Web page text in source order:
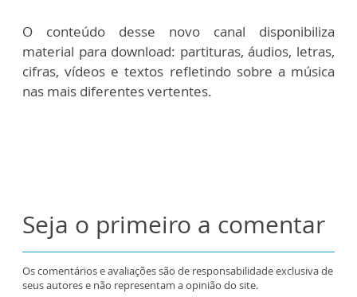
O conteúdo desse novo canal disponibiliza
material para download: partituras, áudios, letras,
cifras, vídeos e textos refletindo sobre a música
nas mais diferentes vertentes.
Seja o primeiro a comentar
Os comentários e avaliações são de responsabilidade exclusiva de
seus autores e não representam a opinião do site.